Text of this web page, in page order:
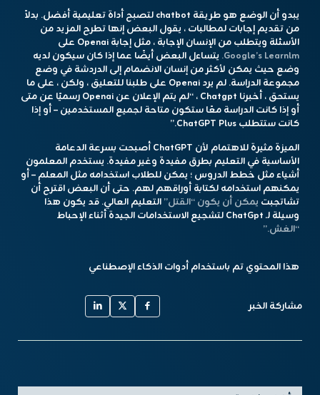
يبدو أن الوضع هو طريقة chatbot لتصبح أداة تعليمية أفضل. بدلاً
من تقديم إجابات لمطالبات ، يقول البعض إنها تطرح المزيد من
الأسئلة ويتطلب من الإنسان الإجابة ، مثل إجابة Openai على
Google’s Learnlm. يتساءل البعض أيضًا عما إذا كان سيكون لديه
وضع حيث يمكن لأكثر من إنسان الانضمام إلى الدردشة في وضع
مجموعة الدراسة. لم يرد Openai على طلبنا للتعليق ، ولكن ، على ما
يستحق ، أخبرنا Chatgpt ، “لم يتم الإعلان عن Openai رسميًا عن متى
أو إذا كانت الدراسة معًا ستكون متاحة لجميع المستخدمين – أو إذا
كانت ستتطلب ChatGPT Plus.”
الميزة مثيرة للاهتمام لأن ChatGPT أصبحت بسرعة الدعامة
الأساسية في التعليم بطرق مفيدة وغير مفيدة. يستخدم المعلمون
أشياء مثل خطط الدروس ؛ يمكن للطلاب استخدامه مثل المعلم – أو
يمكنهم استخدامه لكتابة أوراقهم لهم. حتى أن البعض اقترح أن
تشاتجبت يمكن أن يكون “القتل”التعليم العالي. قد يكون هذا
وسيلة لـ ChatGpt لتشجيع الاستخدامات الجيدة أثناء الإحباط
“الغش.”
هذا المحتوي تم باستخدام أدوات الذكاء الإصطناعي
مشاركة الخبر